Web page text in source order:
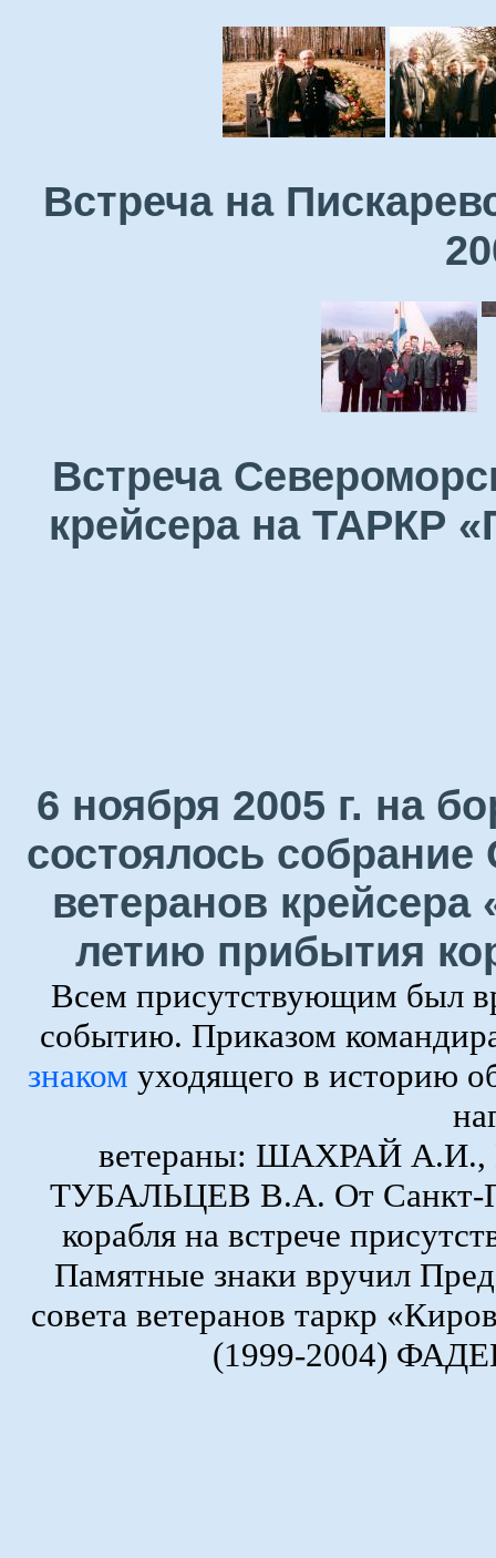
Встреча на
Встреча
крейсера на ТАРКР
6 ноября 2005 г. на
состоялось собрание
ветеранов
летию прибытия
Всем присутствующим был
событию. Приказом
знаком уходящего в историю
ветераны: ШАХРАЙ
ТУБАЛЬЦЕВ В.А. От Санкт-
корабля на встрече
Памятные знаки вручил
совета ветеранов таркр
(1999-2004)